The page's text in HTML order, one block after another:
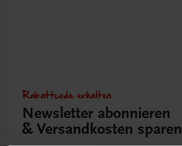
Rabattcode erhalten
Newsletter abonnieren
& Versandkosten sparen